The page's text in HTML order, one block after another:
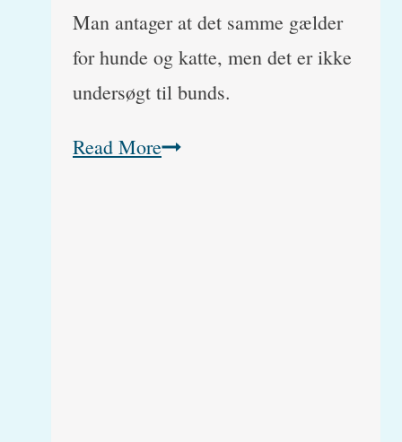
Man antager at det samme gælder
for hunde og katte, men det er ikke
undersøgt til bunds.
Read MoreAvocado